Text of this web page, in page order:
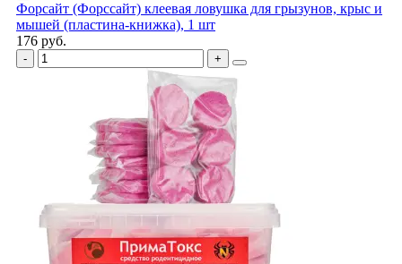
Форсайт (Форссайт) клеевая ловушка для грызунов, крыс и
мышей (пластина-книжка), 1 шт
176 руб.